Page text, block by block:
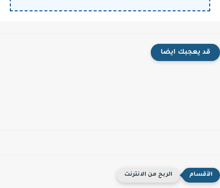
قد يعجبك ايضا
الربح من الانترنت